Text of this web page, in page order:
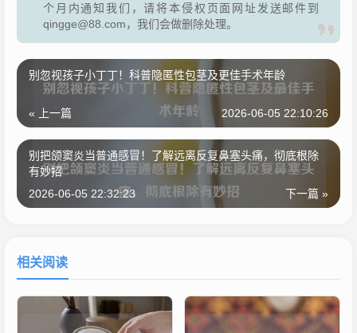
个月内通知我们，请将本侵权页面网址发送邮件到
qingge@88.com，我们会做删除处理。
别忽视孩子小丁丁！科普隐匿性包茎及更佳手术年龄
« 上一篇 2026-06-05 22:10:26
别把颌窦炎当普通感冒！了解远离反复鼻塞头痛，彻底根除
有妙招
下一篇 »
2026-06-05 22:32:23
相关阅读